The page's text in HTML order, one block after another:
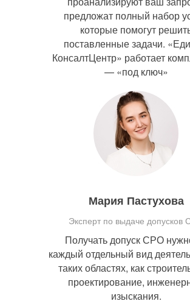
предложат полный набор
которые помогут
поставленные задачи.
КонсалтЦентр» работает
— «под ключ»
Мария Пастухова
Эксперт по выдаче допусков
Получать допуск СРО
каждый отдельный вид
таких областях, как
проектирование,
изыскания.